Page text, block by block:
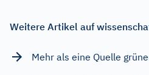
Weitere Artikel auf
Mehr als eine Quelle